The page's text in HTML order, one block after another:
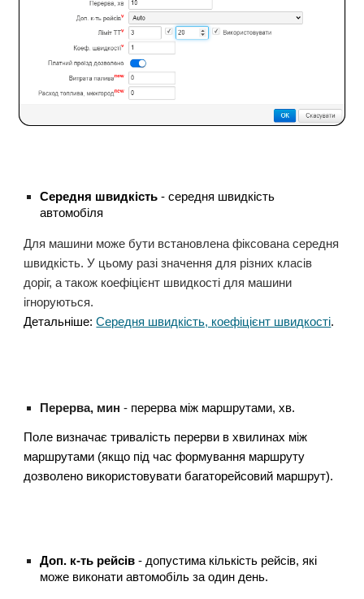
Середня швидкість- середня швидкість
автомобіля
Для машини може бути встановлена фіксована середня
швидкість. У цьому разі значення для різних класів
доріг, а також коефіцієнт швидкості для машини
ігноруються.
Детальніше:Середня швидкість, коефіцієнт швидкості.
Перерва, мин- перерва між маршрутами, хв.
Поле визначає тривалість перерви в хвилинах між
маршрутами (якщо під час формування маршруту
дозволено використовувати багаторейсовий маршрут).
Доп. к-ть рейсів- допустима кількість рейсів, які
може виконати автомобіль за один день.